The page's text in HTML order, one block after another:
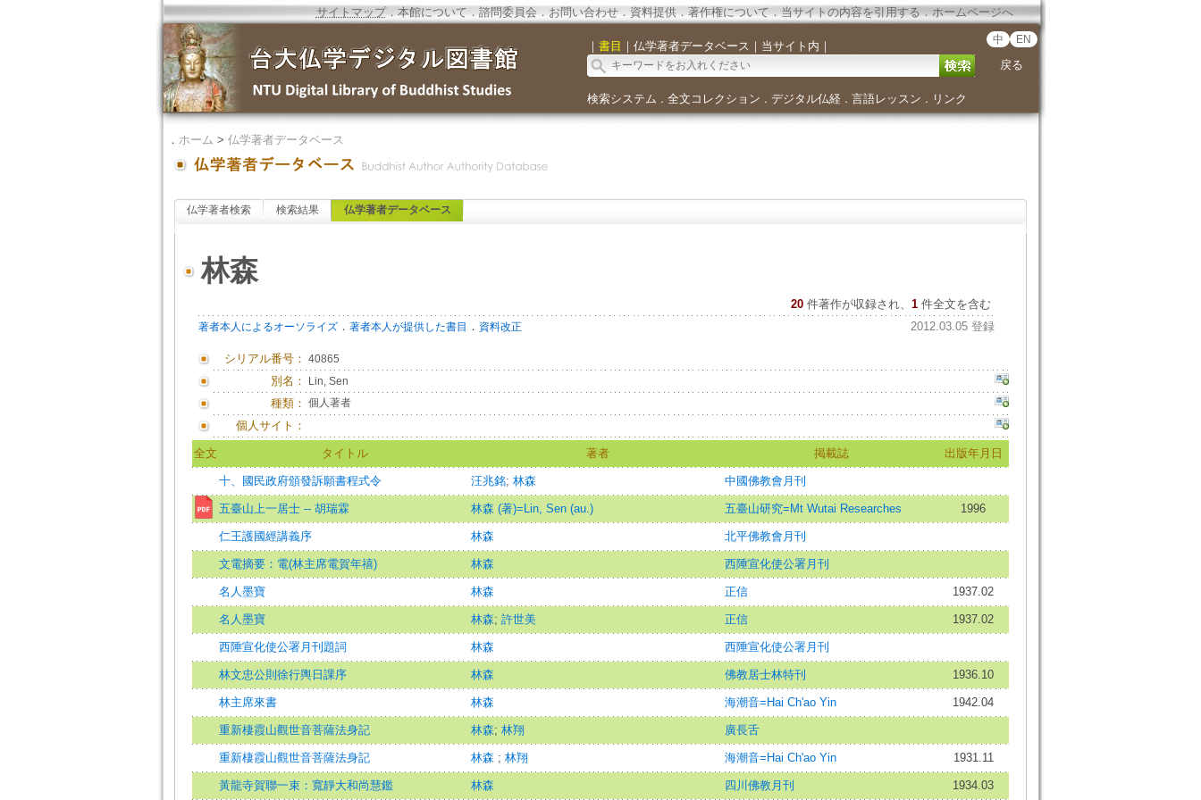
サイトマップ．本館について．諮問委員会． お問い合わせ． 資料提供．著作権について．当サイトの内容を引用する．ホームページへ
｜ 書目 ｜ 仏学著者データベース ｜ 当サイト内 ｜ 中 EN
戻る
検索システム ． 全文コレクション ． デジタル仏経． 言語レッスン ． リンク
． ホーム > 仏学著者データベース
仏学著者検索 検索結果 仏学著者データベース
林森
20 件著作が収録され、 1件全文を含む
著者本人によるオーソライズ． 著者本人が提供した書目 ． 資料改正 2012.03.05 登録
シリアル番号： 40865
別名： Lin, Sen
種類： 個人著者
個人サイト：
全文 タイトル 著者 掲載誌 出版年月日
十、國民政府頒發訴願書程式令 汪兆銘; 林森 中國佛教會月刊
五臺山上一居士 -- 胡瑞霖 林森 (著)=Lin, Sen (au.) 五臺山研究=Mt Wutai Researches 1996
仁王護國經講義序 林森 北平佛教會月刊
文電摘要：電(林主席電賀年禧) 林森 西陲宣化使公署月刊
名人墨寶 林森 正信 1937.02
名人墨寶 林森; 許世美 正信 1937.02
西陲宣化使公署月刊題詞 林森 西陲宣化使公署月刊
林文忠公則徐行輿日課序 林森 佛教居士林特刊 1936.10
林主席來書 林森 海潮音=Hai Ch'ao Yin 1942.04
重新棲霞山觀世音菩薩法身記 林森; 林翔 廣長舌
重新棲霞山觀世音菩薩法身記 林森 ; 林翔 海潮音=Hai Ch'ao Yin 1931.11
黃龍寺賀聯一束：寬靜大和尚慧鑑 林森 四川佛教月刊 1934.03